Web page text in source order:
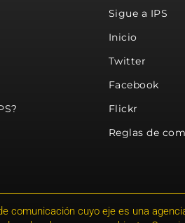
Sigue a IPS
Inicio
Twitter
Facebook
Flickr
Reglas de
comunicación cuyo eje es una